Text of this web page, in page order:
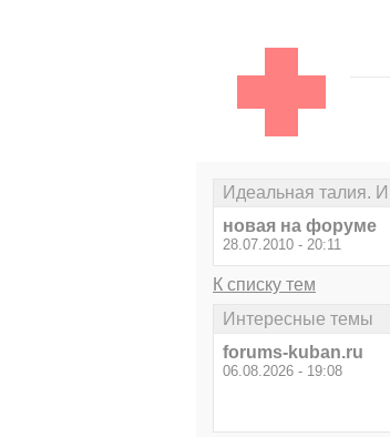
Идеальная талия.
новая на форуме
28.07.2010 - 20:11
К списку тем
Интересные темы
forums-kuban.ru
06.08.2026 - 19:08